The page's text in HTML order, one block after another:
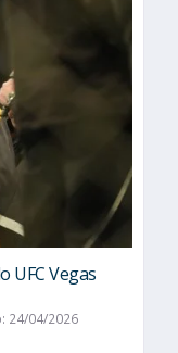
UFC Vegas
24/04/2026